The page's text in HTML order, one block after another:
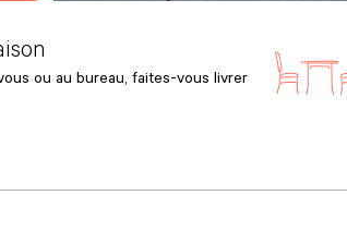
ou au bureau, faites-vous livrer